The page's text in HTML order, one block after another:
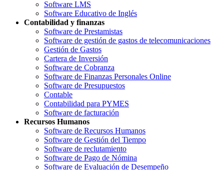
Software LMS
Software Educativo de Inglés
Contabilidad y finanzas
Software de Prestamistas
Software de gestión de gastos de telecomunicaciones
Gestión de Gastos
Cartera de Inversión
Software de Cobranza
Software de Finanzas Personales Online
Software de Presupuestos
Contable
Contabilidad para PYMES
Software de facturación
Recursos Humanos
Software de Recursos Humanos
Software de Gestión del Tiempo
Software de reclutamiento
Software de Pago de Nómina
Software de Evaluación de Desempeño